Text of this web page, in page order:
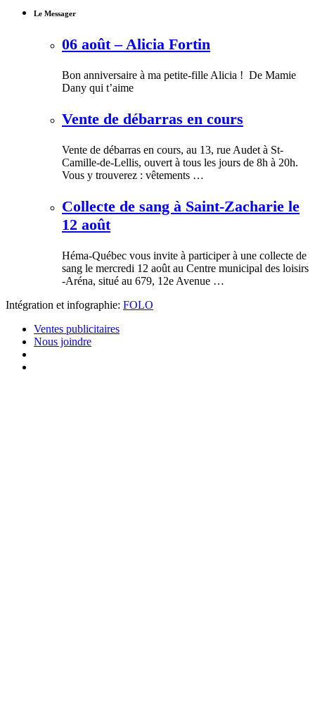
Le Messager
06 août – Alicia Fortin
Bon anniversaire à ma petite-fille Alicia ! De Mamie
Dany qui t’aime
Vente de débarras en cours
Vente de débarras en cours, au 13, rue Audet à St-
Camille-de-Lellis, ouvert à tous les jours de 8h à 20h.
Vous y trouverez : vêtements …
Collecte de sang à Saint-Zacharie le
12 août
Héma-Québec vous invite à participer à une collecte de
sang le mercredi 12 août au Centre municipal des loisirs
-Aréna, situé au 679, 12e Avenue …
Intégration et infographie: FOLO
Ventes publicitaires
Nous joindre